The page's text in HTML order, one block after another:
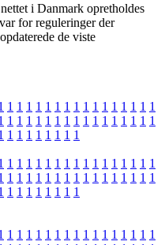
i Danmark opretholdes
for reguleringer der
de viste
1 1 1 1 1 1 1 1 1 1 1 1 1 1 1 1
1 1 1 1 1 1 1 1 1 1 1 1 1 1 1 1
1 1 1 1 1 1 1 1
1 1 1 1 1 1 1 1 1 1 1 1 1 1 1 1
1 1 1 1 1 1 1 1 1 1 1 1 1 1 1 1
1 1 1 1 1 1 1 1
1 1 1 1 1 1 1 1 1 1 1 1 1 1 1 1